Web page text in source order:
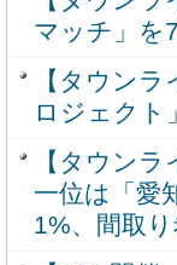
マッチ」を
【タウン
ロジェクト
【タウン
一位は「愛
1%、間取